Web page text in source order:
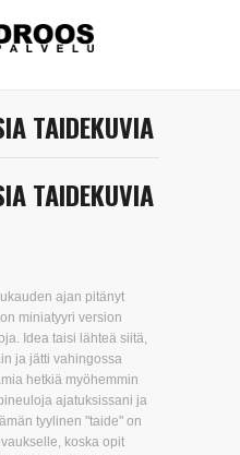
TAIDEKUVIA
TAIDEKUVIA
ajan pitänyt
miniatyyri version
Idea taisi lähteä siitä,
ja jätti vahingossa
hetkiä myöhemmin
ajatuksissani ja
tyylinen "taide" on
koska opit